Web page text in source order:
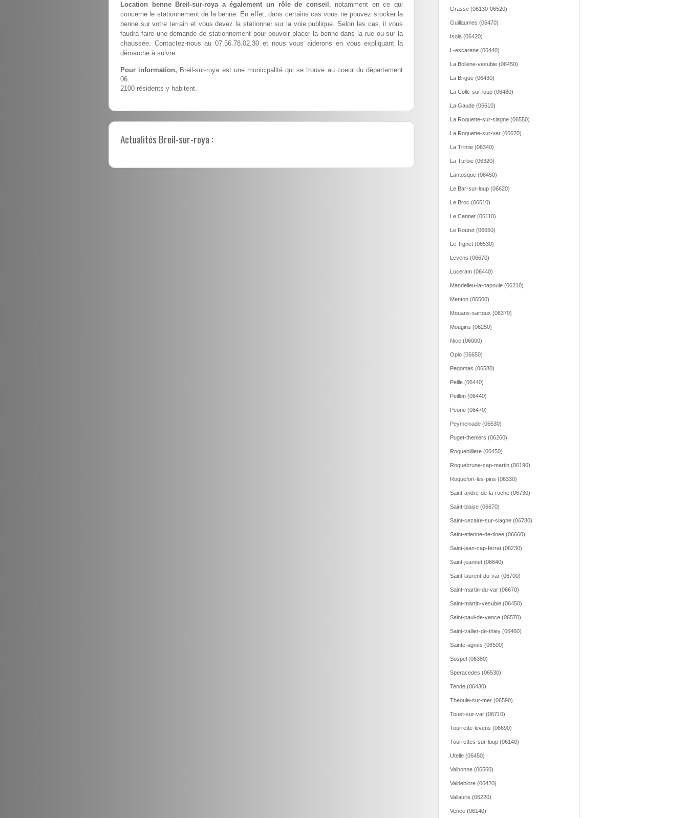
Location benne Breil-sur-roya a également un rôle de conseil , notamment en ce qui
concerne le stationnement de la benne. En effet, dans certains cas vous ne pouvez stocker la
benne sur votre terrain et vous devez la stationner sur la voie publique. Selon les cas, il vous
faudra faire une demande de stationnement pour pouvoir placer la benne dans la rue ou sur la
chaussée. Contactez-nous au 07.56.78.02.30 et nous vous aiderons en vous expliquant la
démarche à suivre.
Pour information, Breil-sur-roya est une municipalité qui se trouve au coeur du département
06.
2100 résidents y habitent.
Actualités Breil-sur-roya :
Grasse (06130-06520)
Guillaumes (06470)
Isola (06420)
L-escarene (06440)
La Bollene-vesubie (06450)
La Brigue (06430)
La Colle-sur-loup (06480)
La Gaude (06610)
La Roquette-sur-siagne (06550)
La Roquette-sur-var (06670)
La Trinite (06340)
La Turbie (06320)
Lantosque (06450)
Le Bar-sur-loup (06620)
Le Broc (06510)
Le Cannet (06110)
Le Rouret (06650)
Le Tignet (06530)
Levens (06670)
Luceram (06440)
Mandelieu-la-napoule (06210)
Menton (06500)
Mouans-sartoux (06370)
Mougins (06250)
Nice (06000)
Opio (06650)
Pegomas (06580)
Peille (06440)
Peillon (06440)
Peone (06470)
Peymeinade (06530)
Puget-theniers (06260)
Roquebilliere (06450)
Roquebrune-cap-martin (06190)
Roquefort-les-pins (06330)
Saint-andre-de-la-roche (06730)
Saint-blaise (06670)
Saint-cezaire-sur-siagne (06780)
Saint-etienne-de-tinee (06660)
Saint-jean-cap-ferrat (06230)
Saint-jeannet (06640)
Saint-laurent-du-var (06700)
Saint-martin-du-var (06670)
Saint-martin-vesubie (06450)
Saint-paul-de-vence (06570)
Saint-vallier-de-thiey (06460)
Sainte-agnes (06500)
Sospel (06380)
Speracedes (06530)
Tende (06430)
Theoule-sur-mer (06590)
Touet-sur-var (06710)
Tourrette-levens (06690)
Tourrettes-sur-loup (06140)
Utelle (06450)
Valbonne (06560)
Valdeblore (06420)
Vallauris (06220)
Vence (06140)